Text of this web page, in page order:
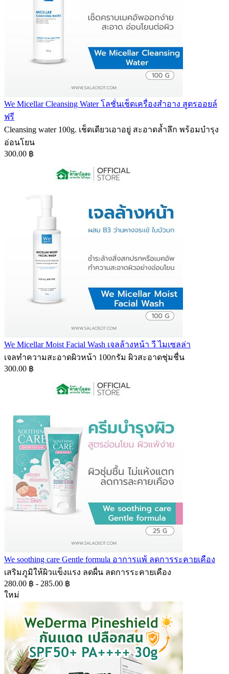
We Micellar Cleansing Water โลชั่นเช็ดเครื่องสำอาง สูตรออยล์
ฟรี
Cleansing water 100g. เช็ดเดียวเอาอยู่ สะอาดล้ำลึก พร้อมบำรุง
อ่อนโยน
300.00 ฿
We Micellar Moist Facial Wash เจลล้างหน้า วี ไมเซลล่า
เจลทำความสะอาดผิวหน้า 100กรัม ผิวสะอาดชุ่มชื่น
300.00 ฿
We soothing care Gentle formula อาการแพ้ ลดการระคายเคือง
เสริมภูมิให้ผิวแข็งแรง ลดผื่น ลดการระคายเคือง
280.00 ฿ - 285.00 ฿
ใหม่